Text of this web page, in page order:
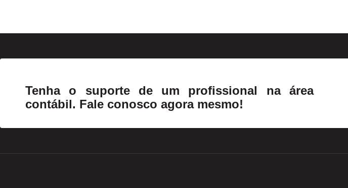
Tenha o suporte de um profissional na área
contábil. Fale conosco agora mesmo!